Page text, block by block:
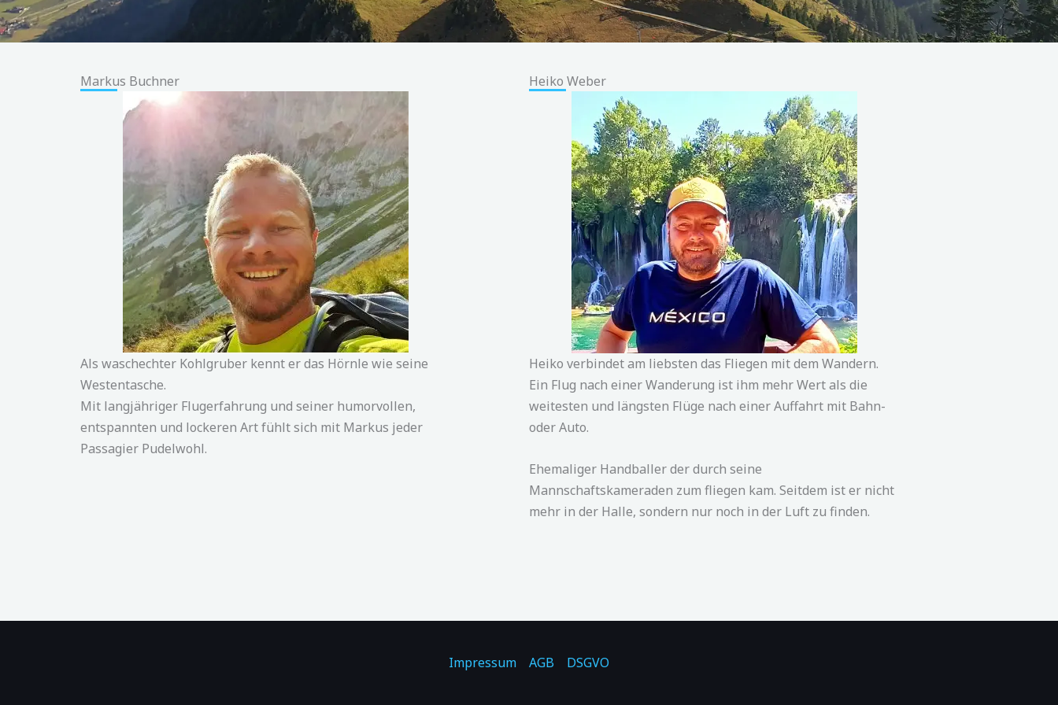
Markus Buchner
Als waschechter Kohlgruber kennt er das Hörnle wie seine
Westentasche.
Mit langjähriger Flugerfahrung und seiner humorvollen,
entspannten und lockeren Art fühlt sich mit Markus jeder
Passagier Pudelwohl.
Heiko Weber
Heiko verbindet am liebsten das Fliegen mit dem Wandern.
Ein Flug nach einer Wanderung ist ihm mehr Wert als die
weitesten und längsten Flüge nach einer Auffahrt mit Bahn-
oder Auto.
Ehemaliger Handballer der durch seine
Mannschaftskameraden zum fliegen kam. Seitdem ist er nicht
mehr in der Halle, sondern nur noch in der Luft zu finden.
Impressum AGB DSGVO